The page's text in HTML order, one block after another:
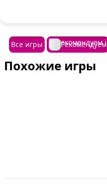
Все игры Рекомендуем
Похожие игры